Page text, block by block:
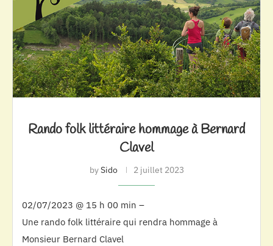
Rando folk littéraire hommage à Bernard
Clavel
bySido 2 juillet 2023
02/07/2023 @ 15 h 00 min –
Une rando folk littéraire qui rendra hommage à
Monsieur Bernard Clavel